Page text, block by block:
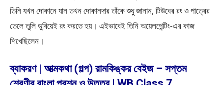
তিনি যখন দোকানে যান তখন দোকানদার তাঁকে শুধু জানান, টিউবের রং ও পাত্রের
তেলে তুলি ডুবিয়েই রং করতে হয়। এইভাবেই তিনি অয়েলপেন্টিং-এর কাজ
শিখেছিলেন।
ব্যাকরণ | আত্মকথা (গল্প) রামকিঙ্কর বেইজ – সপ্তম